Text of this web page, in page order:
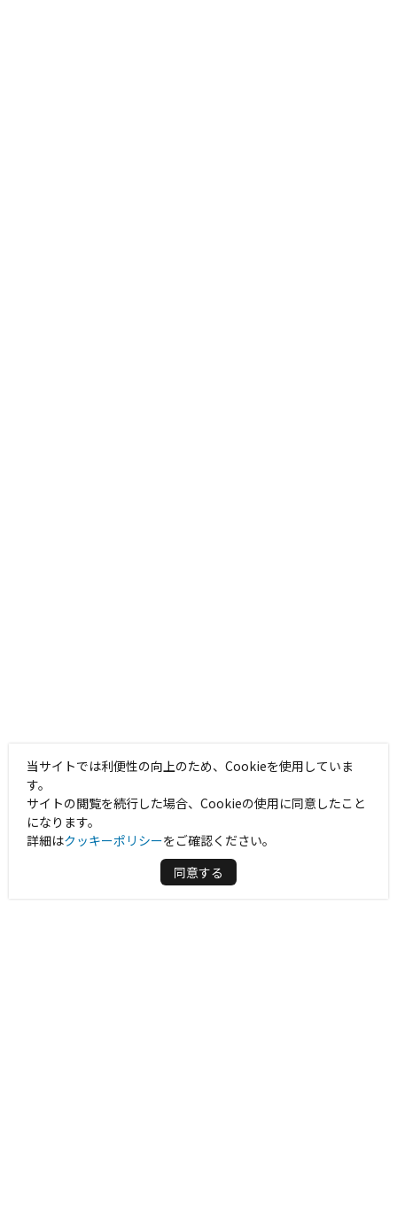
当サイトでは利便性の向上のため、Cookieを使用していま
す。
サイトの閲覧を続行した場合、Cookieの使用に同意したこと
になります。
詳細はクッキーポリシーをご確認ください。
同意する